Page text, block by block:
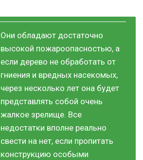
Они обладают достаточно
высокой пожароопасностью, а
если дерево не обработать от
гниения и вредных насекомых,
через несколько лет она будет
представлять собой очень
жалкое зрелище. Все
недостатки вполне реально
свести на нет, если пропитать
конструкцию особыми